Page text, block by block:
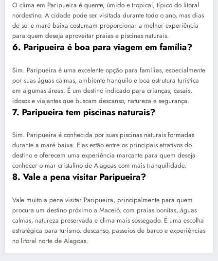
O clima em Paripueira é quente, úmido e tropical, típico do litoral
nordestino. A cidade pode ser visitada durante todo o ano, mas dias
de sol e maré baixa costumam proporcionar a melhor experiência
para quem deseja aproveitar praias e piscinas naturais.
6. Paripueira é boa para viagem em família?
Sim. Paripueira é uma excelente opção para famílias, especialmente
por suas águas calmas, ambiente tranquilo e boa estrutura turística
em algumas áreas. É um destino indicado para crianças, casais,
idosos e viajantes que buscam descanso, natureza e segurança.
7. Paripueira tem piscinas naturais?
Sim. Paripueira é conhecida por suas piscinas naturais formadas
durante a maré baixa. Elas estão entre os principais atrativos do
destino e oferecem uma experiência marcante para quem deseja
conhecer o mar cristalino de Alagoas com mais tranquilidade.
8. Vale a pena visitar Paripueira?
Vale muito a pena visitar Paripueira, principalmente para quem
procura um destino próximo a Maceió, com praias bonitas, águas
calmas, natureza preservada e clima mais sossegado. É uma escolha
estratégica para turismo, descanso, passeios de barco e experiências
no litoral norte de Alagoas.